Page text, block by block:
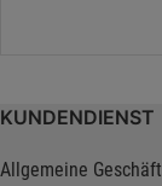
KUNDENDIENST
Allgemeine